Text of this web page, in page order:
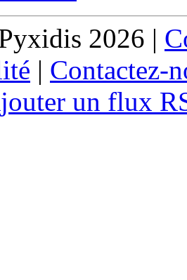
2026 |
| Contactez-
un flux